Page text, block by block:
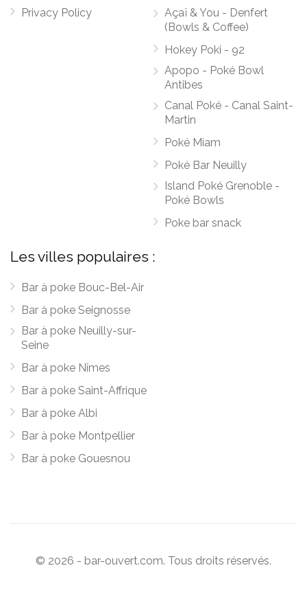
Privacy Policy
Açaï & You - Denfert
(Bowls & Coffee)
Hokey Poki - 92
Apopo - Poké Bowl
Antibes
Canal Poké - Canal Saint-
Martin
Poké Miam
Poké Bar Neuilly
Island Poké Grenoble -
Poké Bowls
Poke bar snack
Les villes populaires :
Bar à poke Bouc-Bel-Air
Bar à poke Seignosse
Bar à poke Neuilly-sur-
Seine
Bar à poke Nîmes
Bar à poke Saint-Affrique
Bar à poke Albi
Bar à poke Montpellier
Bar à poke Gouesnou
© 2026 - bar-ouvert.com. Tous droits réservés.